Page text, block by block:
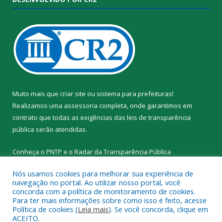
Muito mais que criar site ou sistema para prefeituras!
Realizamos uma assessoria completa, onde garantimos em
contrato que todas as exigências das leis de transparência
pública serão atendidas.
Conheça o PNTP e o Radar da Transparência Pública
Todos os direitos reservados a Prefeitura Municipal de Santa
Cruz do Arari.
Nós usamos cookies para melhorar sua experiência de
navegação no portal. Ao utilizar nosso portal, você
concorda com a política de monitoramento de cookies.
Para ter mais informações sobre como isso é feito, acesse
Política de cookies (Leia mais). Se você concorda, clique em
ACEITO.